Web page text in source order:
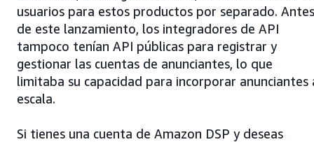
usuarios para estos productos por separado. Antes
de este lanzamiento, los integradores de API
tampoco tenían API públicas para registrar y
gestionar las cuentas de anunciantes, lo que
limitaba su capacidad para incorporar anunciantes
escala.
Si tienes una cuenta de Amazon DSP y deseas